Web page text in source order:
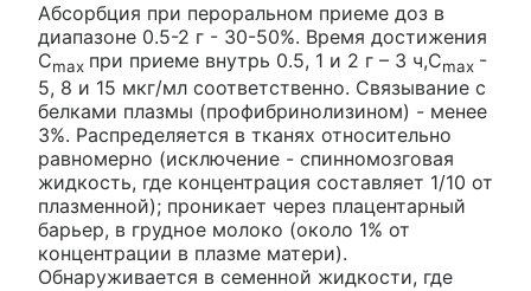
Абсорбция при пероральном приеме доз в
диапазоне 0.5-2 г - 30-50%. Время достижения
Cmax при приеме внутрь 0.5, 1 и 2 г – 3 ч,Cmax -
5, 8 и 15 мкг/мл соответственно. Связывание с
белками плазмы (профибринолизином) - менее
3%. Распределяется в тканях относительно
равномерно (исключение - спинномозговая
жидкость, где концентрация составляет 1/10 от
плазменной); проникает через плацентарный
барьер, в грудное молоко (около 1% от
концентрации в плазме матери).
Обнаруживается в семенной жидкости, где